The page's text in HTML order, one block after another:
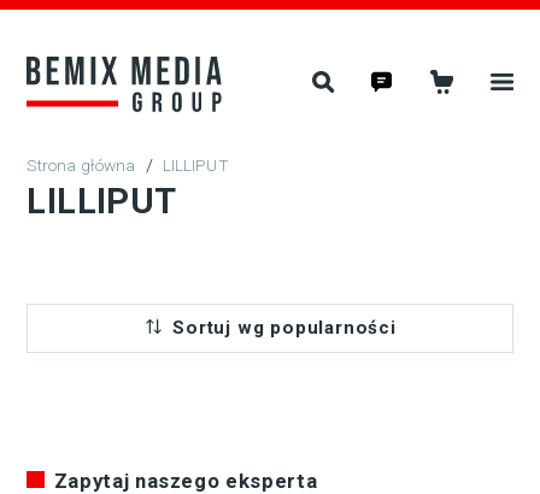
/ LILLIPUT
LILLIPUT
Sortuj wg popularności
Zapytaj naszego eksperta